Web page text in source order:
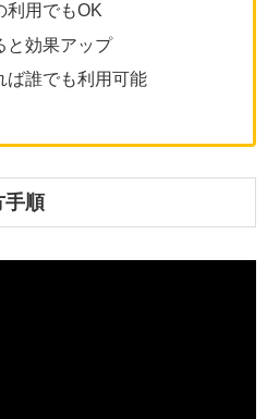
利用でもOK
と効果アップ
ば誰でも利用可能
手順